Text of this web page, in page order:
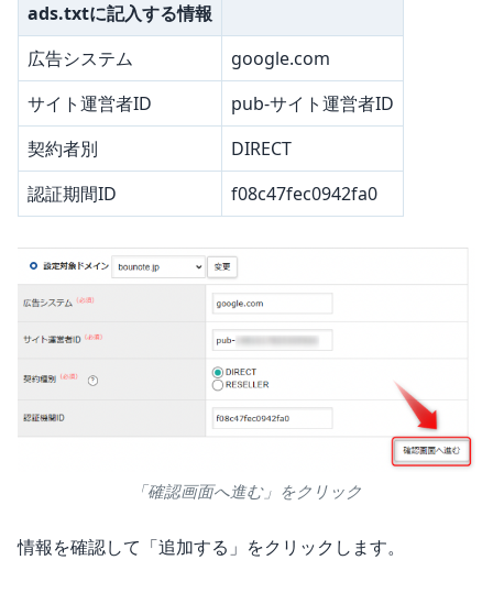
ads.txtに記入する情報
広告システム
google.com
サイト運営者ID
pub-サイト運営者ID
契約者別
DIRECT
認証期間ID
f08c47fec0942fa0
「確認画面へ進む」をクリック
情報を確認して「追加する」をクリックします。